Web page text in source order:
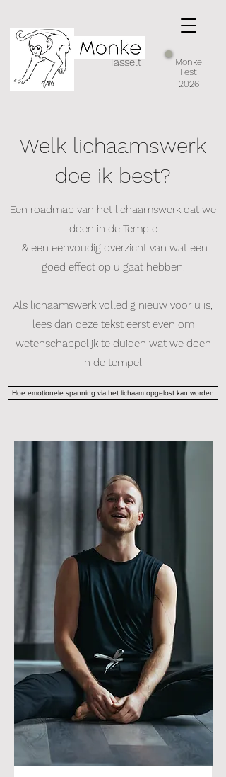
Hasselt
Monke
Fest
2026
Welk lichaamswerk
doe ik best?
Een roadmap van het lichaamswerk dat we
doen in de Temple
& een eenvoudig overzicht van wat een
goed effect op u gaat hebben.
Als lichaamswerk volledig nieuw voor u is,
lees dan deze tekst eerst even om
wetenschappelijk te duiden wat we doen
in de tempel:
Hoe emotionele spanning via het lichaam opgelost kan worden